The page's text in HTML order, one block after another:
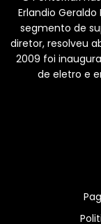
Erlandio
segmento de
diretor, resolveu
2009 foi
de eletro e